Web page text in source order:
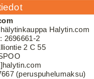
109.00€
Keskuslukituksen kau...
Viper 3105V
Halytin.com
2696661-2
2 C 55
(peruspuhelumaksu)